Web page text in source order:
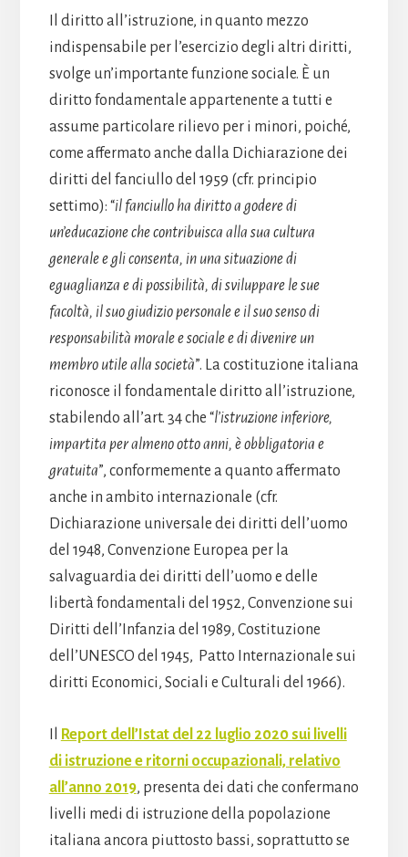
Il diritto all’istruzione, in quanto mezzo
indispensabile per l’esercizio degli altri diritti,
svolge un’importante funzione sociale. È un
diritto fondamentale appartenente a tutti e
assume particolare rilievo per i minori, poiché,
come affermato anche dalla Dichiarazione dei
diritti del fanciullo del 1959 (cfr. principio
settimo): “il fanciullo ha diritto a godere di
un’educazione che contribuisca alla sua cultura
generale e gli consenta, in una situazione di
eguaglianza e di possibilità, di sviluppare le sue
facoltà, il suo giudizio personale e il suo senso di
responsabilità morale e sociale e di divenire un
membro utile alla società”. La costituzione italiana
riconosce il fondamentale diritto all’istruzione,
stabilendo all’art. 34 che “l’istruzione inferiore,
impartita per almeno otto anni, è obbligatoria e
gratuita”, conformemente a quanto affermato
anche in ambito internazionale (cfr.
Dichiarazione universale dei diritti dell’uomo
del 1948, Convenzione Europea per la
salvaguardia dei diritti dell’uomo e delle
libertà fondamentali del 1952, Convenzione sui
Diritti dell’Infanzia del 1989, Costituzione
dell’UNESCO del 1945, Patto Internazionale sui
diritti Economici, Sociali e Culturali del 1966).
Report dell’Istat del 22 luglio 2020 sui livelli
di istruzione e ritorni occupazionali, relativo
all’anno 2019, presenta dei dati che confermano
livelli medi di istruzione della popolazione
italiana ancora piuttosto bassi, soprattutto se